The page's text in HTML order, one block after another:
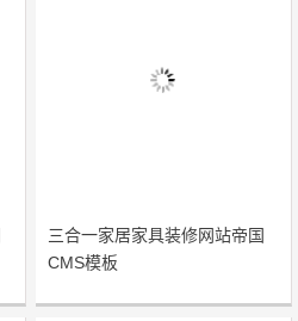
三合一家居家具装修网站帝国
CMS模板